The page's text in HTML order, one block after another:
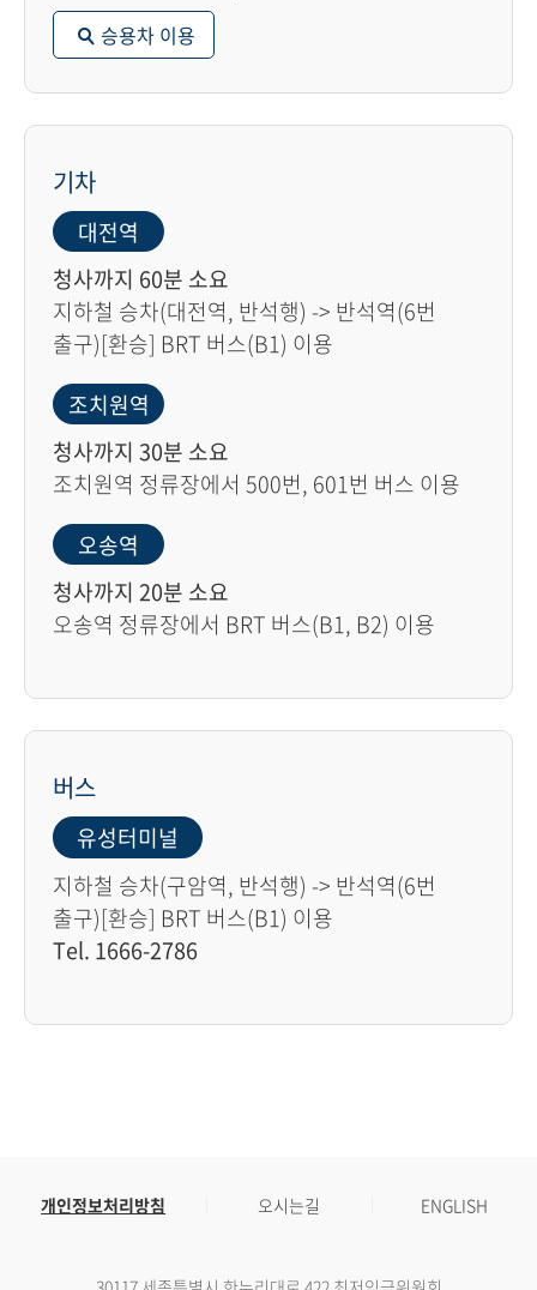
승용차 이용
기차
대전역
청사까지 60분 소요
지하철 승차(대전역, 반석행) -> 반석역(6번
출구)[환승] BRT 버스(B1) 이용
조치원역
청사까지 30분 소요
조치원역 정류장에서 500번, 601번 버스 이용
오송역
청사까지 20분 소요
오송역 정류장에서 BRT 버스(B1, B2) 이용
버스
유성터미널
지하철 승차(구암역, 반석행) -> 반석역(6번
출구)[환승] BRT 버스(B1) 이용
Tel. 1666-2786
개인정보처리방침 오시는길 ENGLISH